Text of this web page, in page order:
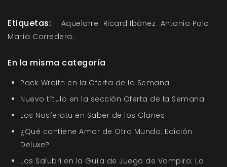
Etiquetas: Aquelarre Ricard Ibáñez Antonio Polo
María Corredera.
En la misma categoría
Pack Wraith en la Oferta de la Semana
Nuevo título en la sección Oferta de la Semana
Los Nosferatu en Saber de los Clanes
¿Qué contiene Amor de Otro Mundo: Edición
Deluxe?
Los Salubri en la Guía de Juego de Vampiro: La